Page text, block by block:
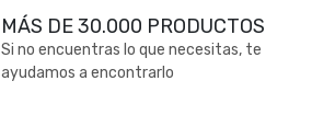
MÁS DE 30.000 PRODUCTOS
Si no encuentras lo que necesitas, te
ayudamos a encontrarlo